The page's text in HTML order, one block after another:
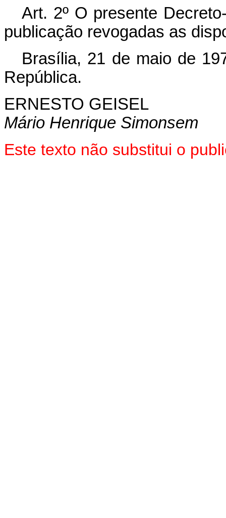
Art. 2º O presente
publicação revogadas as
Brasília, 21 de maio de
República.
ERNESTO GEISEL
Mário Henrique Simonsem
Este texto não substitui o